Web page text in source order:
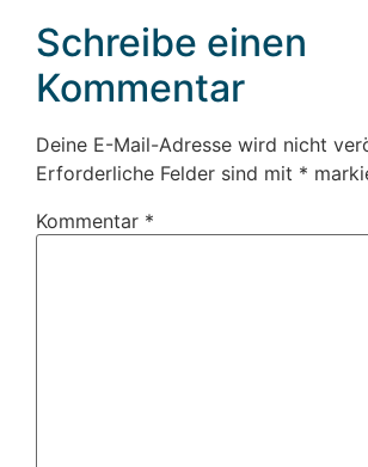
Schreibe einen
Kommentar
Deine E-Mail-Adresse wird nicht
Erforderliche Felder sind mit *
Kommentar *